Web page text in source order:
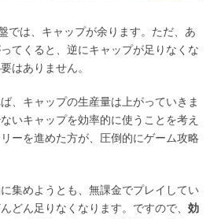
では、キャップが余ります。ただ、あ
てくると、逆にキャップが足りなくな
はありません。
、キャップの生産量は上がっていきま
いキャップを効率的に使うことを考え
ーを進めた方が、圧倒的にゲーム攻略
集めようとも、無課金でプレイしてい
どん足りなくなります。ですので、 効